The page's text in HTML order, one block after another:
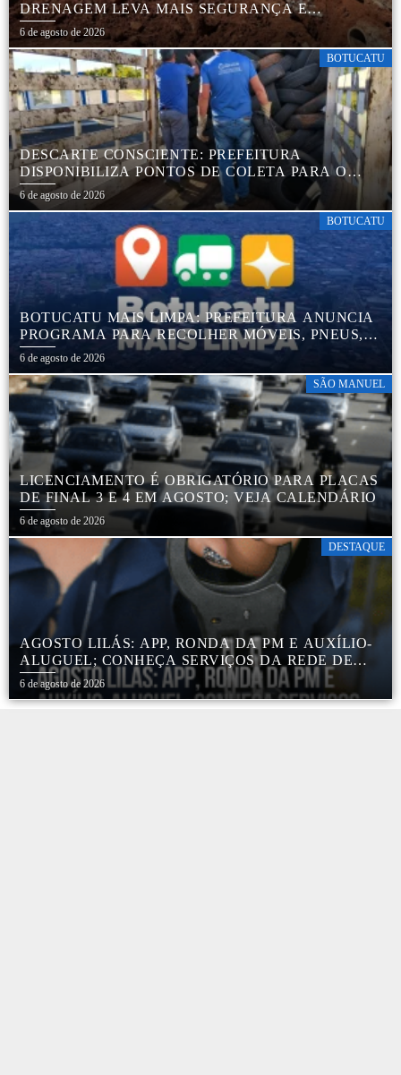
DRENAGEM LEVA MAIS SEGURANÇA E
TRANQUILIDADE AOS MORADORES DA COHAB
5
6 de agosto de 2026
BOTUCATU
DESCARTE CONSCIENTE: PREFEITURA
DISPONIBILIZA PONTOS DE COLETA PARA O
DESCARTE AMBIENTALMENTE CORRETO DE
PNEUS, GARANTINDO DESTINAÇÃO ADEQUADA
E PRESERVAÇÃO AMBIENTAL
6 de agosto de 2026
BOTUCATU
BOTUCATU MAIS LIMPA: PREFEITURA ANUNCIA
PROGRAMA PARA RECOLHER MÓVEIS, PNEUS,
COLCHÕES E OUTROS MATERIAIS SEM USO
6 de agosto de 2026
SÃO MANUEL
LICENCIAMENTO É OBRIGATÓRIO PARA PLACAS
DE FINAL 3 E 4 EM AGOSTO; VEJA CALENDÁRIO
6 de agosto de 2026
DESTAQUE
AGOSTO LILÁS: APP, RONDA DA PM E AUXÍLIO-
ALUGUEL; CONHEÇA SERVIÇOS DA REDE DE
PROTEÇÃO ÀS MULHERES NO ESTADO DE SP
6 de agosto de 2026